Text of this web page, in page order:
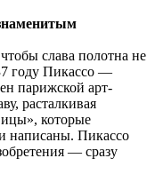
слава полотна не
году Пикассо —
парижской арт-
расталкивая
которые
написаны. Пикассо
— сразу